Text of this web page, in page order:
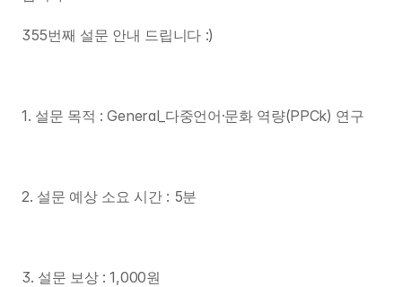
355번째 설문 안내 드립니다 :)
1. 설문 목적 : General_다중언어·문화 역량(PPCk) 연구
2. 설문 예상 소요 시간 : 5분
3. 설문 보상 : 1,000원